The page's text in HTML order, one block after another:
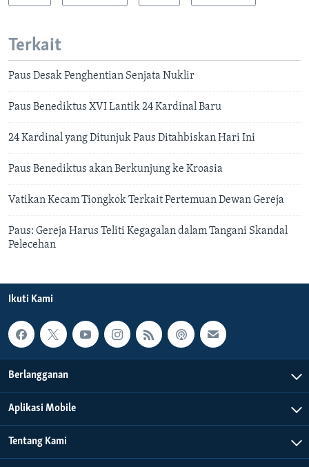
Terkait
Paus Desak Penghentian Senjata Nuklir
Paus Benediktus XVI Lantik 24 Kardinal Baru
24 Kardinal yang Ditunjuk Paus Ditahbiskan Hari Ini
Paus Benediktus akan Berkunjung ke Kroasia
Vatikan Kecam Tiongkok Terkait Pertemuan Dewan Gereja
Paus: Gereja Harus Teliti Kegagalan dalam Tangani Skandal
Pelecehan
Ikuti Kami
Berlangganan
Aplikasi Mobile
Tentang Kami